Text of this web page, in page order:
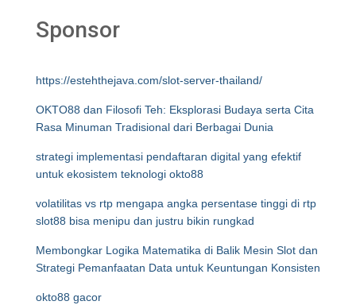
Sponsor
https://estehthejava.com/slot-server-thailand/
OKTO88 dan Filosofi Teh: Eksplorasi Budaya serta Cita
Rasa Minuman Tradisional dari Berbagai Dunia
strategi implementasi pendaftaran digital yang efektif
untuk ekosistem teknologi okto88
volatilitas vs rtp mengapa angka persentase tinggi di rtp
slot88 bisa menipu dan justru bikin rungkad
Membongkar Logika Matematika di Balik Mesin Slot dan
Strategi Pemanfaatan Data untuk Keuntungan Konsisten
okto88 gacor